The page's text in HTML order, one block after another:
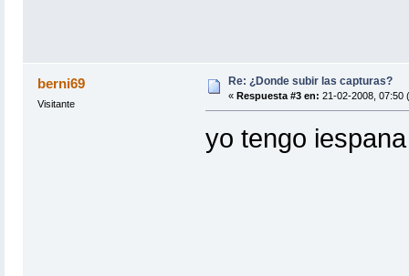
berni69
Visitante
Re: ¿Donde subir las capturas?
« Respuesta #3 en: 21-02-2008, 07:50
yo tengo